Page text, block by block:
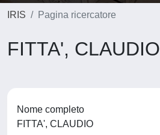
IRIS Pagina ricercatore
FITTA', CLAUDIO
Nome completo
FITTA', CLAUDIO